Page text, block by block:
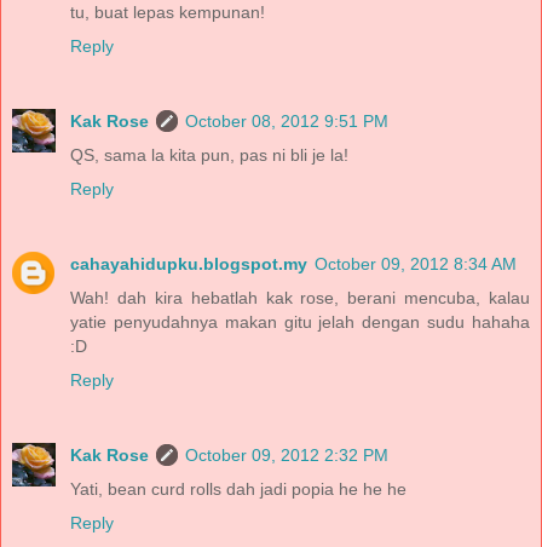
tu, buat lepas kempunan!
Reply
Kak Rose
October 08, 2012 9:51 PM
QS, sama la kita pun, pas ni bli je la!
Reply
cahayahidupku.blogspot.my October 09, 2012 8:34 AM
Wah! dah kira hebatlah kak rose, berani mencuba, kalau
yatie penyudahnya makan gitu jelah dengan sudu hahaha
:D
Reply
Kak Rose
October 09, 2012 2:32 PM
Yati, bean curd rolls dah jadi popia he he he
Reply